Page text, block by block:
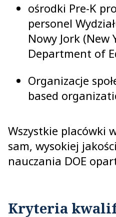
ośrodki Pre-K
personel
Nowy Jork (New
Department of
Organizacje
based
Wszystkie placówki
sam, wysokiej
nauczania DOE
Kryteria